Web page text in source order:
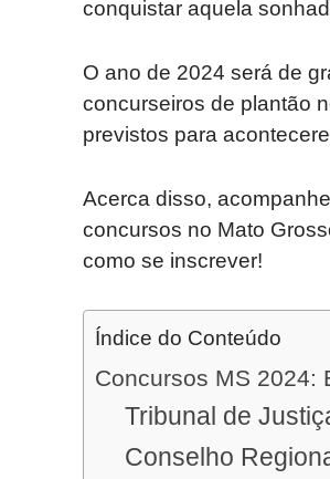
conquistar aquela
O ano de 2024 será de
concurseiros de plantão
previstos para
Acerca disso,
concursos no Mato
como se inscrever!
Índice do Conteúdo
Concursos MS 2024:
Tribunal de
Conselho